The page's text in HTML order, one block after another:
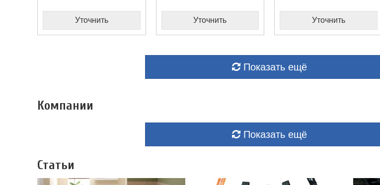
Уточнить Уточнить Уточнить
Показать ещё
Компании
Показать ещё
Статьи